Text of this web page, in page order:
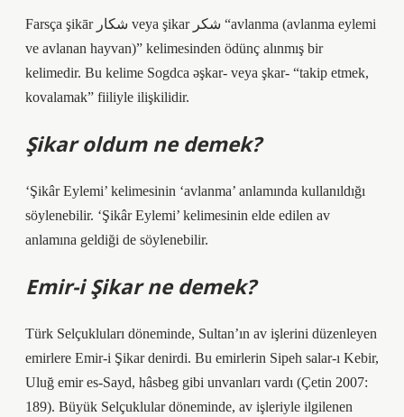
Farsça şikār شکار veya şikar شکر “avlanma (avlanma eylemi
ve avlanan hayvan)” kelimesinden ödünç alınmış bir
kelimedir. Bu kelime Sogdca əşkar- veya şkar- “takip etmek,
kovalamak” fiiliyle ilişkilidir.
Şikar oldum ne demek?
‘Şikâr Eylemi’ kelimesinin ‘avlanma’ anlamında kullanıldığı
söylenebilir. ‘Şikâr Eylemi’ kelimesinin elde edilen av
anlamına geldiği de söylenebilir.
Emir-i Şikar ne demek?
Türk Selçukluları döneminde, Sultan’ın av işlerini düzenleyen
emirlere Emir-i Şikar denirdi. Bu emirlerin Sipeh salar-ı Kebir,
Uluğ emir es-Sayd, hâsbeg gibi unvanları vardı (Çetin 2007:
189). Büyük Selçuklular döneminde, av işleriyle ilgilenen